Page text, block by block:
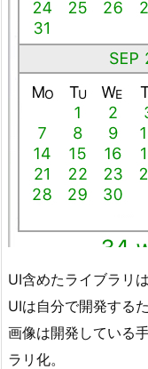
UI含めたライブラリ
UIは自分で開発する
画像は開発している
ラリ化。